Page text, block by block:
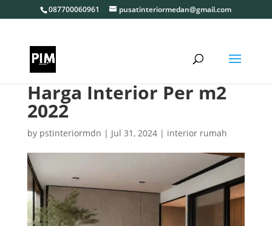
087700060961 pusatinteriormedan@gmail.com
Harga Interior Per m2
2022
by pstinteriormdn | Jul 31, 2024| interior rumah